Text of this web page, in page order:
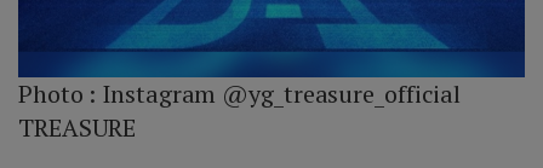
Photo : Instagram @yg_treasure_official
TREASURE